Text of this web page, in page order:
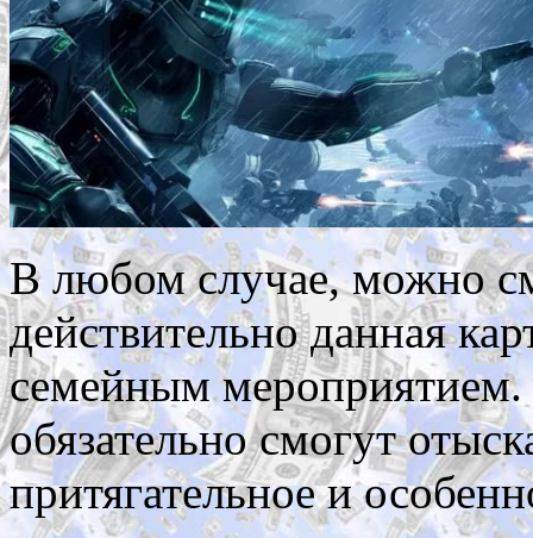
В любом случае, можно
действительно данная
семейным мероприятием.
обязательно смогут
притягательное и